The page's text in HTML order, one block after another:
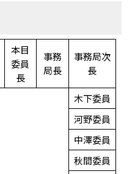
本目
委員
長
事務
局長
事務局次
長
木下委員
河野委員
中澤委員
秋間委員